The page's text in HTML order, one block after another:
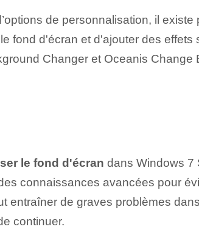
de personnalisation, il existe
fond d'écran et d'ajouter des
Changer et Oceanis
le fond d'écran dans Windows ‍7
connaissances avancées pour
entraîner de graves problèmes
continuer.